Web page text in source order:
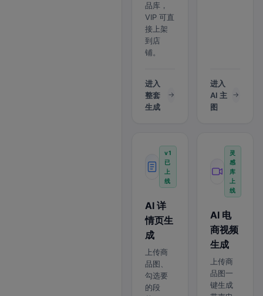
品库，
VIP 可直
接上架
到店
铺。
进入
整套
生成
进入
AI 主
图
v1
已
上
线
AI 详
情页生
成
上传商
品图、
勾选要
的段
灵
感
库
上
线
AI 电
商视频
生成
上传商
品图一
键生成